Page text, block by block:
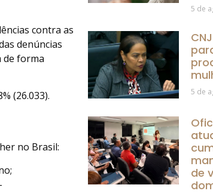
contra as
denúncias
de forma
(26.033).
no Brasil:
5 de
5 de
de